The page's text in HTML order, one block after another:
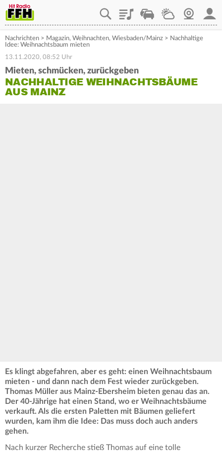
PlaylistStaupilotWetterWebcam
Nachrichten > Magazin, Weihnachten, Wiesbaden/Mainz > Nachhaltige
Idee: Weihnachtsbaum mieten
13.11.2020, 08:52 Uhr
Mieten, schmücken, zurückgeben
NACHHALTIGE WEIHNACHTSBÄUME
AUS MAINZ
Es klingt abgefahren, aber es geht: einen Weihnachtsbaum
mieten - und dann nach dem Fest wieder zurückgeben.
Thomas Müller aus Mainz-Ebersheim bieten genau das an.
Der 40-Jährige hat einen Stand, wo er Weihnachtsbäume
verkauft. Als die ersten Paletten mit Bäumen geliefert
wurden, kam ihm die Idee: Das muss doch auch anders
gehen.
Nach kurzer Recherche stieß Thomas auf eine tolle